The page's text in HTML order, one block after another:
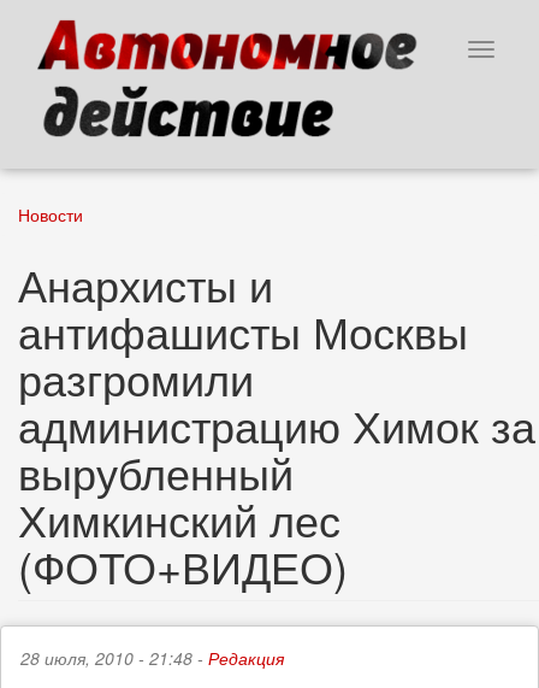
основному
содержанию
Toggle
Новости
Анархисты и
антифашисты Москвы
разгромили
администрацию Химок за
вырубленный
Химкинский лес
(ФОТО+ВИДЕО)
28 июля, 2010 - 21:48 - Редакция